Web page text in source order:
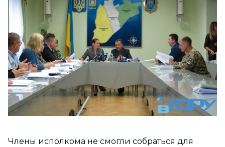
Члены исполкома не смогли собраться для